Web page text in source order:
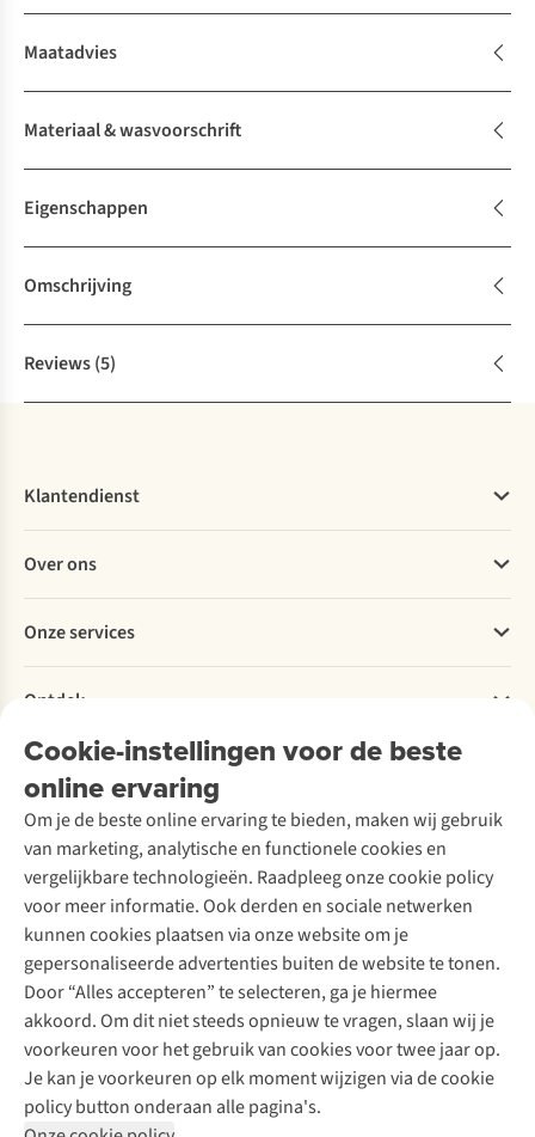
Maatadvies
Materiaal & wasvoorschrift
Eigenschappen
Omschrijving
Reviews(5)
Cookie-instellingen voor de beste
online ervaring
Om je de beste online ervaring te bieden, maken wij gebruik
van marketing, analytische en functionele cookies en
vergelijkbare technologieën. Raadpleeg onze cookie policy
voor meer informatie. Ook derden en sociale netwerken
kunnen cookies plaatsen via onze website om je
gepersonaliseerde advertenties buiten de website te tonen.
Door “Alles accepteren” te selecteren, ga je hiermee
akkoord. Om dit niet steeds opnieuw te vragen, slaan wij je
voorkeuren voor het gebruik van cookies voor twee jaar op.
Je kan je voorkeuren op elk moment wijzigen via de cookie
policy button onderaan alle pagina's.
Klantendienst
Bestellen
Betalen
Levering
Retourneren
Bestelling herroepen
Garantie
Contact
Over ons
Explore More
Verantwoord ondernemen
Over Ayacucho
Onze winkels
Over A.S.Adventure
Toegankelijkheidsverklaring
Onze services
Ski-onderhoud
Wasservice
Schoenonderhoud
Schoenherstelling
Kledingherstelling
Retouches
Voor bedrijven
Ontdek
A.S.Magazine
Podcast
Explore Academy
Explore Camp
Gear Check
Inspiratie & advies
Meld je aan voor de nieuwsbrief
Follow us
Disclaimer Privacy Policy
Algemene voorwaarden
Cookie Policy